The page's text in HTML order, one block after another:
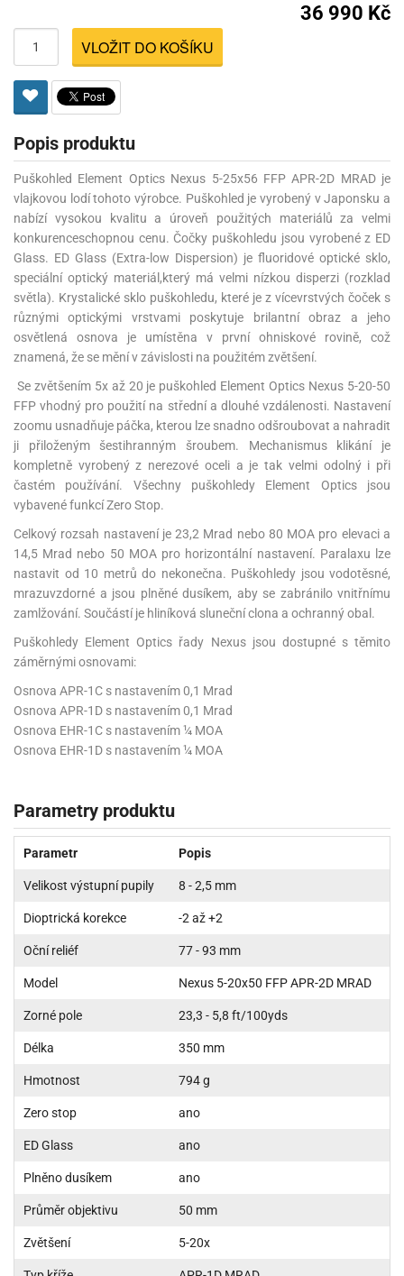
36 990 Kč
VLOŽIT DO KOŠÍKU
Popis produktu
Puškohled Element Optics Nexus 5-25x56 FFP APR-2D MRAD je
vlajkovou lodí tohoto výrobce. Puškohled je vyrobený v Japonsku a
nabízí vysokou kvalitu a úroveň použitých materiálů za velmi
konkurenceschopnou cenu. Čočky puškohledu jsou vyrobené z ED
Glass. ED Glass (Extra-low Dispersion) je fluoridové optické sklo,
speciální optický materiál,který má velmi nízkou disperzi (rozklad
světla). Krystalické sklo puškohledu, které je z vícevrstvých čoček s
různými optickými vrstvami poskytuje brilantní obraz a jeho
osvětlená osnova je umístěna v první ohniskové rovině, což
znamená, že se mění v závislosti na použitém zvětšení.
Se zvětšením 5x až 20 je puškohled Element Optics Nexus 5-20-50
FFP vhodný pro použití na střední a dlouhé vzdálenosti. Nastavení
zoomu usnadňuje páčka, kterou lze snadno odšroubovat a nahradit
ji přiloženým šestihranným šroubem. Mechanismus klikání je
kompletně vyrobený z nerezové oceli a je tak velmi odolný i při
častém používání. Všechny puškohledy Element Optics jsou
vybavené funkcí Zero Stop.
Celkový rozsah nastavení je 23,2 Mrad nebo 80 MOA pro elevaci a
14,5 Mrad nebo 50 MOA pro horizontální nastavení. Paralaxu lze
nastavit od 10 metrů do nekonečna. Puškohledy jsou vodotěsné,
mrazuvzdorné a jsou plněné dusíkem, aby se zabránilo vnitřnímu
zamlžování. Součástí je hliníková sluneční clona a ochranný obal.
Puškohledy Element Optics řady Nexus jsou dostupné s těmito
záměrnými osnovami:
Osnova APR-1C s nastavením 0,1 Mrad
Osnova APR-1D s nastavením 0,1 Mrad
Osnova EHR-1C s nastavením ¼ MOA
Osnova EHR-1D s nastavením ¼ MOA
Parametry produktu
Parametr Popis
Velikost výstupní pupily 8 - 2,5 mm
Dioptrická korekce -2 až +2
Oční reliéf 77 - 93 mm
Model Nexus 5-20x50 FFP APR-2D MRAD
Zorné pole 23,3 - 5,8 ft/100yds
Délka 350 mm
Hmotnost 794 g
Zero stop ano
ED Glass ano
Plněno dusíkem ano
Průměr objektivu 50 mm
Zvětšení 5-20x